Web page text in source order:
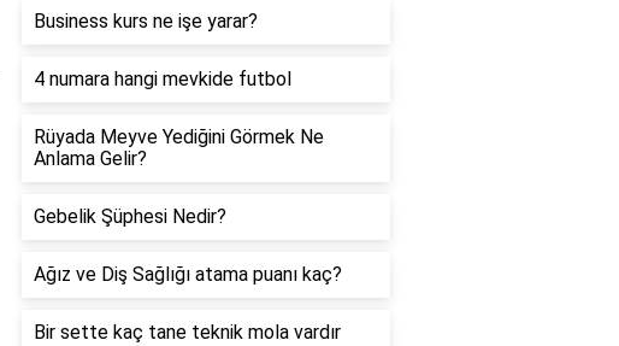
Business kurs ne işe yarar?
4 numara hangi mevkide futbol
Rüyada Meyve Yediğini Görmek Ne
Anlama Gelir?
Gebelik Şüphesi Nedir?
Ağız ve Diş Sağlığı atama puanı kaç?
Bir sette kaç tane teknik mola vardır